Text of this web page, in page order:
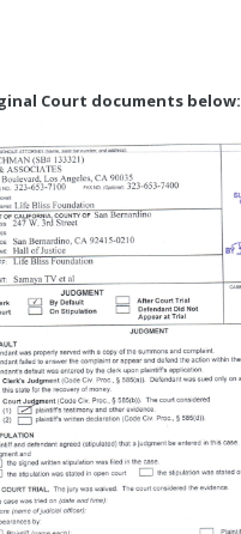
Court documents below: